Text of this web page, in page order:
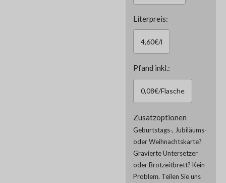
Literpreis:
4,60€/l
Pfand inkl.:
0,08€/Flasche
Zusatzoptionen
Geburtstags-, Jubiläums-
oder Weihnachtskarte?
Gravierte Untersetzer
oder Brotzeitbrett? Kein
Problem. Teilen Sie uns